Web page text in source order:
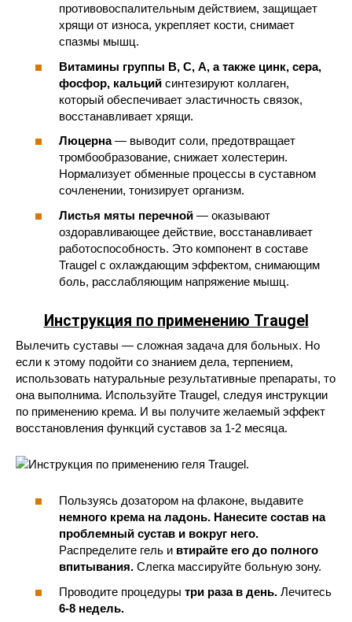
противовоспалительным действием, защищает
хрящи от износа, укрепляет кости, снимает
спазмы мышц.
Витамины группы В, С, А, а также цинк, сера,
фосфор, кальций синтезируют коллаген,
который обеспечивает эластичность связок,
восстанавливает хрящи.
Люцерна— выводит соли, предотвращает
тромбообразование, снижает холестерин.
Нормализует обменные процессы в суставном
сочленении, тонизирует организм.
Листья мяты перечной — оказывают
оздоравливающее действие, восстанавливает
работоспособность. Это компонент в составе
Traugel с охлаждающим эффектом, снимающим
боль, расслабляющим напряжение мышц.
Инструкция по применению Traugel
Вылечить суставы — сложная задача для больных. Но
если к этому подойти со знанием дела, терпением,
использовать натуральные результативные препараты, то
она выполнима. Используйте Traugel, следуя инструкции
по применению крема. И вы получите желаемый эффект
восстановления функций суставов за 1-2 месяца.
Пользуясь дозатором на флаконе, выдавите
немного крема на ладонь. Нанесите состав на
проблемный сустав и вокруг него.
Распределите гель и втирайте его до полного
впитывания. Слегка массируйте больную зону.
Проводите процедуры три раза в день. Лечитесь
6-8 недель.